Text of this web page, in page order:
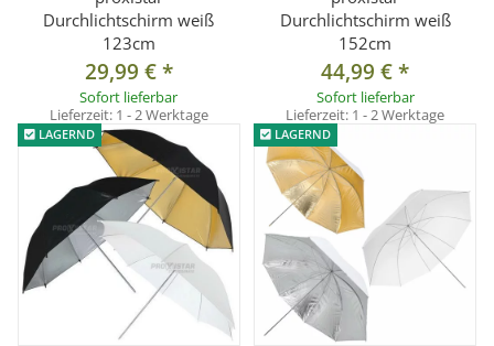
Durchlichtschirm weiß
123cm
29,99 €*
Sofort lieferbar
Lieferzeit: 1 - 2 Werktage
Durchlichtschirm weiß
152cm
44,99 €*
Sofort lieferbar
Lieferzeit: 1 - 2 Werktage
LAGERND LAGERND